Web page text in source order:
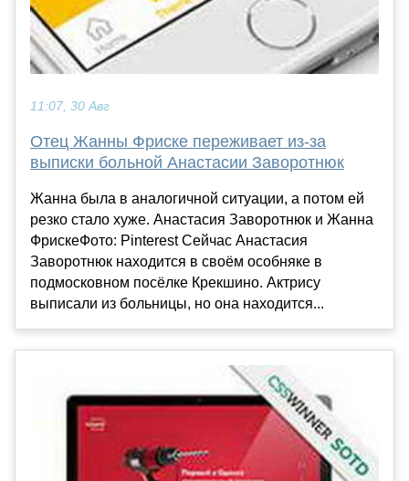
11:07, 30 Авг
Отец Жанны Фриске переживает из-за
выписки больной Анастасии Заворотнюк
Жанна была в аналогичной ситуации, а потом ей
резко стало хуже. Анастасия Заворотнюк и Жанна
ФрискеФото: Pinterest Сейчас Анастасия
Заворотнюк находится в своём особняке в
подмосковном посёлке Крекшино. Актрису
выписали из больницы, но она находится...